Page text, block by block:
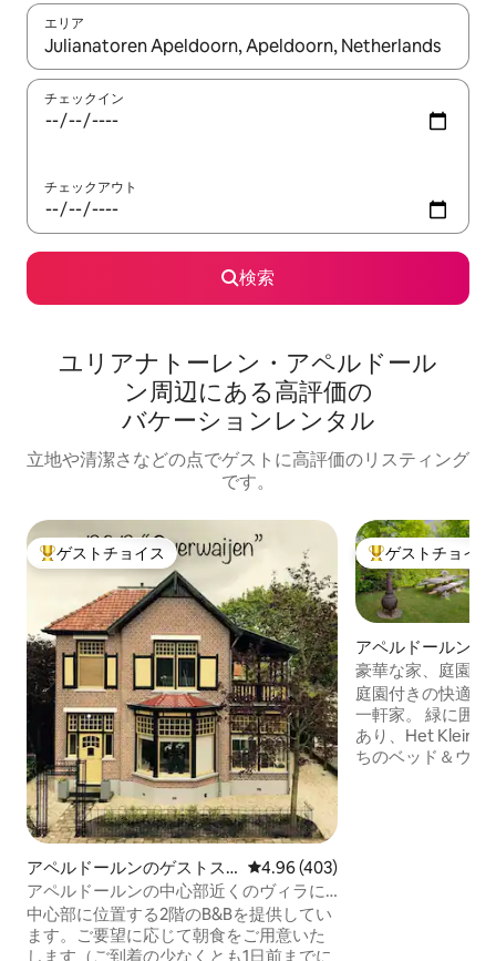
エリア
検索結果が表示されたら、上下の矢印キーを使って移動するか
チェックイン
チェックアウト
検索
ユリアナトーレン・アペルドール
ン⁠周⁠辺⁠に⁠あ⁠る高⁠評⁠価⁠の
バ⁠ケ⁠ー⁠シ⁠ョ⁠ン⁠レ⁠ン⁠タ⁠ル
立地や清潔さなどの点でゲストに高評価のリスティング
です。
大好評のゲストチョイスです。
ゲストチョイス
アペルドールンのゲストス
イート
レビュー403件、5つ星中4.96つ
4.96 (403)
アペルドールンの中心部近くのヴィラに
あるプライベートゲストスイート
中心部に位置する2階のB&Bを提供してい
ます。ご要望に応じて朝食をご用意いた
します（ご到着の少なくとも1日前までに
大好評のゲスト
ゲストチョイス
アペルドールンの
豪華な家、庭園+
庭園付きの快適で
一軒家。 緑に囲まれながら街の中心部に
あり、Het Kleine
ちのベッド＆ウェ